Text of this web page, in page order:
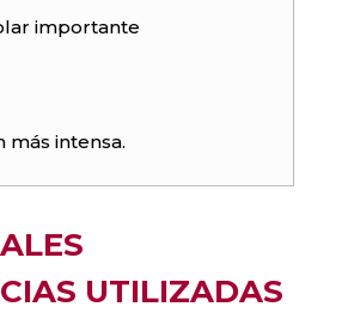
importante
más intensa.
UTILIZADAS